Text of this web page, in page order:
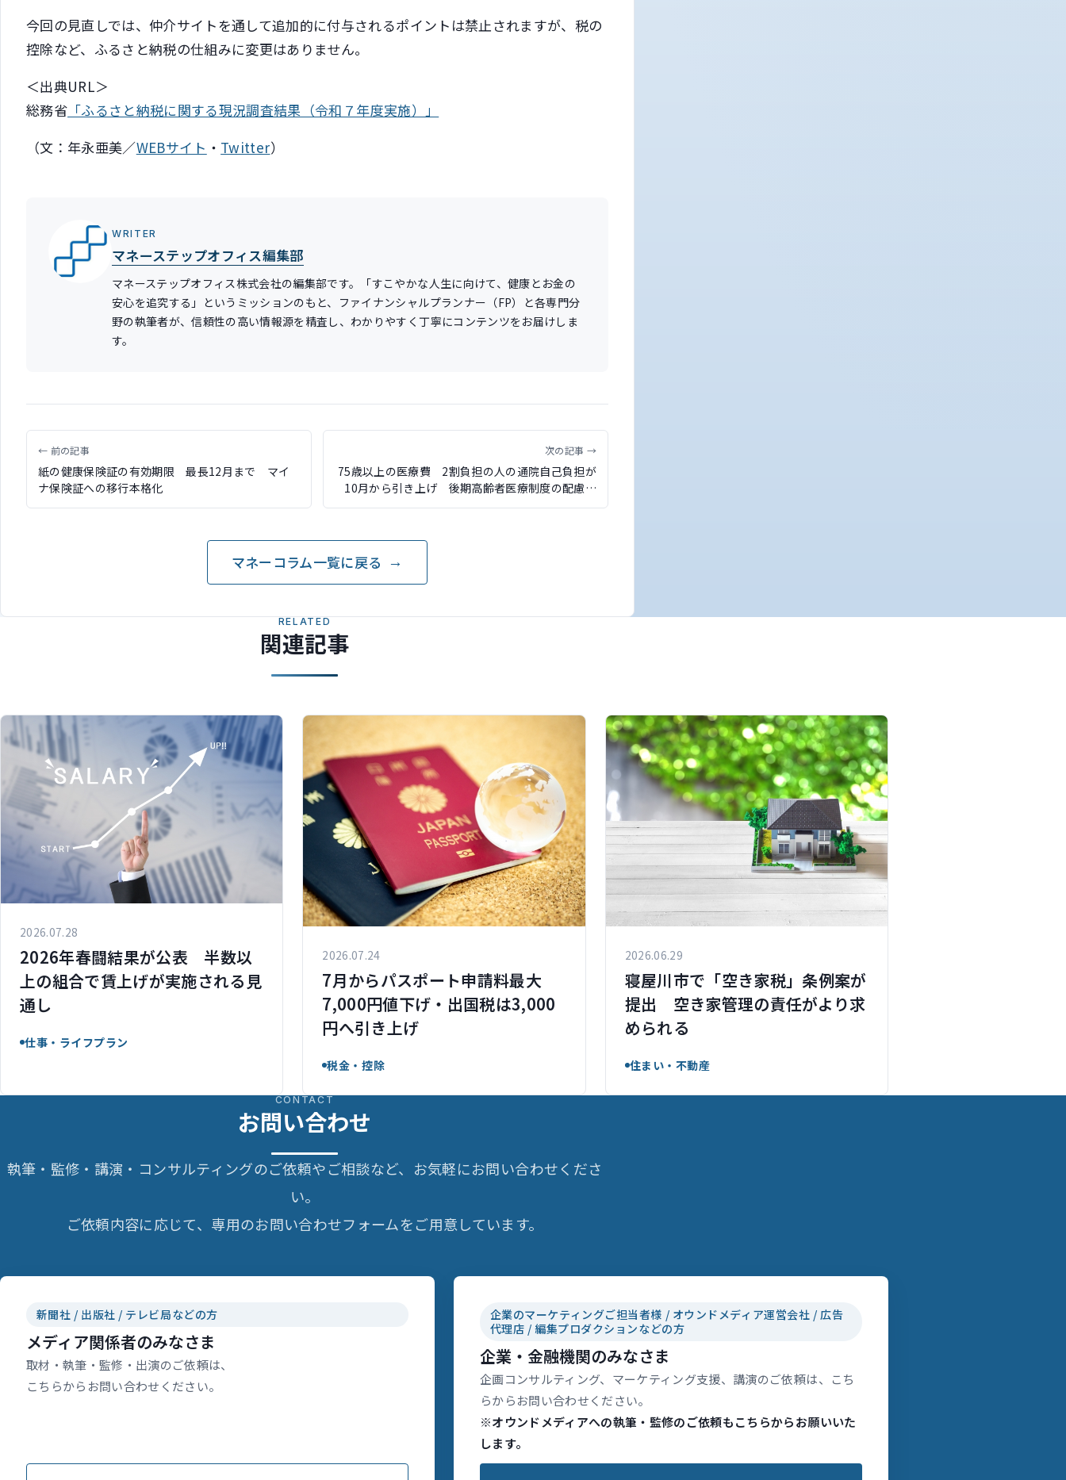
今回の見直しでは、仲介サイトを通して追加的に付与されるポイントは禁止されますが、税の
控除など、ふるさと納税の仕組みに変更はありません。
＜出典URL＞
総務省 「ふるさと納税に関する現況調査結果（令和７年度実施）」
（文：年永亜美／WEBサイト ・ Twitter）
WRITER
マネーステップオフィス編集部
マネーステップオフィス株式会社の編集部です。「すこやかな人生に向けて、健康とお金の
安心を追究する」というミッションのもと、ファイナンシャルプランナー（FP）と各専門分
野の執筆者が、信頼性の高い情報源を精査し、わかりやすく丁寧にコンテンツをお届けしま
す。
← 前の記事
紙の健康保険証の有効期限 最長12月まで マイ
ナ保険証への移行本格化
次の記事 →
75歳以上の医療費 2割負担の人の通院自己負担が
10月から引き上げ 後期高齢者医療制度の配慮措
置が9月末で終了
マネーコラム一覧に戻る
RELATED
関連記事
2026.07.28
2026年春闘結果が公表 半数以
上の組合で賃上げが実施される見
通し
仕事・ライフプラン
2026.07.24
7月からパスポート申請料最大
7,000円値下げ・出国税は3,000
円へ引き上げ
税金・控除
2026.06.29
寝屋川市で「空き家税」条例案が
提出 空き家管理の責任がより求
められる
住まい・不動産
CONTACT
お問い合わせ
執筆・監修・講演・コンサルティングのご依頼やご相談など、お気軽にお問い合わせくださ
い。
ご依頼内容に応じて、専用のお問い合わせフォームをご用意しています。
新聞社 / 出版社 / テレビ局などの方
メディア関係者のみなさま
取材・執筆・監修・出演のご依頼は、
こちらからお問い合わせください。
企業のマーケティングご担当者様 / オウンドメディア運営会社 / 広告
代理店 / 編集プロダクションなどの方
企業・金融機関のみなさま
企画コンサルティング、マーケティング支援、講演のご依頼は、こち
らからお問い合わせください。
※オウンドメディアへの執筆・監修のご依頼もこちらからお願いいた
します。